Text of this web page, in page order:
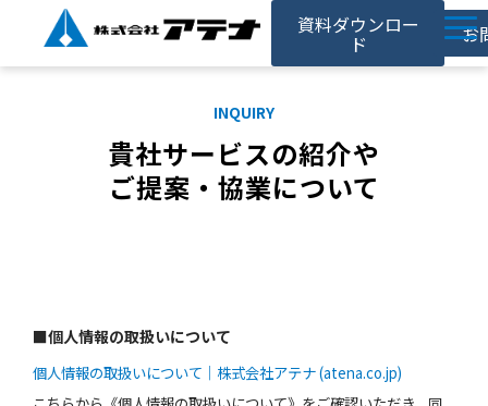
資料ダウンロー
ド お
サービス
INQUIRY
貴社サービスの紹介や
ご提案・協業について
■個人情報の取扱いについて
個人情報の取扱いについて｜株式会社アテナ (atena.co.jp)